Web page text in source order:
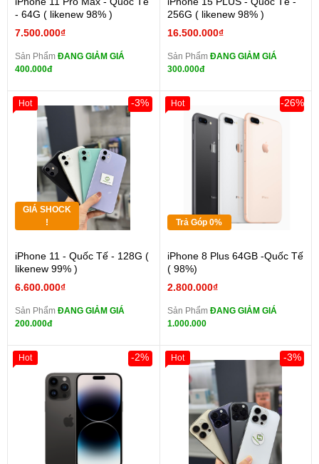
- 64G ( likenew 98% )
7.500.000₫
Sản Phẩm ĐANG GIẢM GIÁ
400.000đ
256G ( likenew 98% )
16.500.000₫
Sản Phẩm ĐANG GIẢM GIÁ
300.000đ
GIÁ SHOCK
!
iPhone 11 - Quốc Tế - 128G (
likenew 99% )
6.600.000₫
-3%
Sản Phẩm ĐANG GIẢM GIÁ
200.000đ
Hot
Trả Góp 0%
iPhone 8 Plus 64GB -Quốc Tế
( 98%)
2.800.000₫
-26%
Sản Phẩm ĐANG GIẢM GIÁ
1.000.000
Hot
-2%
Hot -3%
Hot